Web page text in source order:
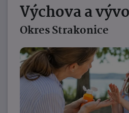
Výchova a
Okres Strakonice